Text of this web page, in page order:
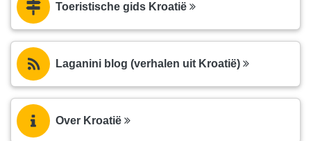
Toeristische gids Kroatië
Laganini blog (verhalen uit Kroatië)
Over Kroatië